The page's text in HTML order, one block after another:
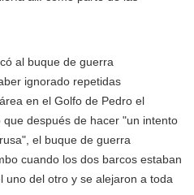
al buque de guerra
ignorado repetidas
en el Golfo de Pedro el
después de hacer "un intento
el buque de guerra
cuando los dos barcos estaban
uno del otro y se alejaron a toda